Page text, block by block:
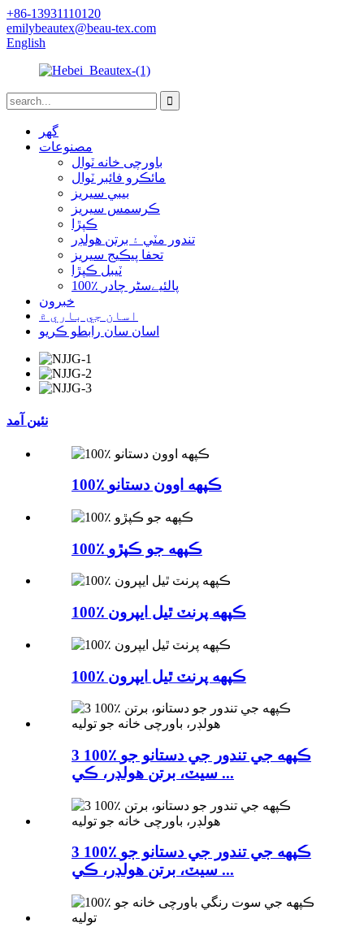
+86-13931110120
emilybeautex@beau-tex.com
English
گهر
مصنوعات
باورچی خانه ٽوال
مائڪرو فائبر ٽوال
بيبي سيريز
ڪرسمس سيريز
ڪپڙا
تندور مٽي ۽ برتن هولڊر
تحفا پيڪيج سيريز
ٽيبل ڪپڙا
100٪ پالئیےسٹر چادر
خبرون
اسان جي باري ۾
اسان سان رابطو ڪريو
نئين آمد
100٪ ڪپهه اوون دستانو
100٪ ڪپهه جو ڪپڙو
100٪ ڪپهه پرنٽ ٿيل ايپرون
100٪ ڪپهه پرنٽ ٿيل ايپرون
3 100٪ ڪپهه جي تندور جي دستانو جو
سيٽ، برتن هولڊر، ڪي ...
3 100٪ ڪپهه جي تندور جي دستانو جو
سيٽ، برتن هولڊر، ڪي ...